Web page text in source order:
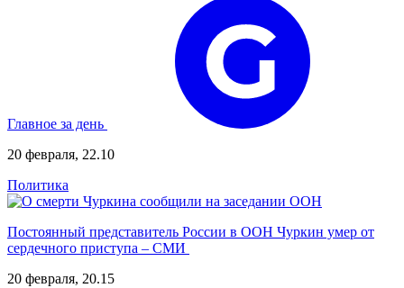
Главное за день
20 февраля, 22.10
Политика
Постоянный представитель России в ООН Чуркин умер от
сердечного приступа – СМИ
20 февраля, 20.15